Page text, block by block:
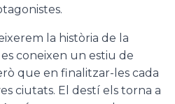
la història de la
coneixen un estiu de
que en finalitzar-les cada
ciutats. El destí els torna a